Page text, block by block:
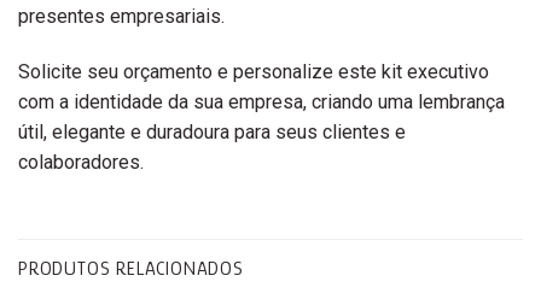
presentes empresariais.
Solicite seu orçamento e personalize este kit executivo
com a identidade da sua empresa, criando uma lembrança
útil, elegante e duradoura para seus clientes e
colaboradores.
PRODUTOS RELACIONADOS